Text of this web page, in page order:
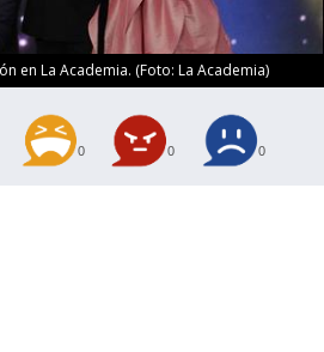
en La Academia. (Foto: La Academia)
0 0 0